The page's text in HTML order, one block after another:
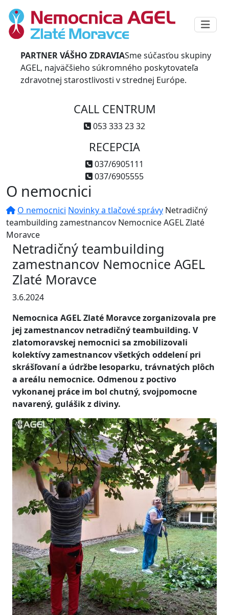
PARTNER VÁŠHO ZDRAVIASme súčasťou skupiny
AGEL, najväčšieho súkromného poskytovateľa
zdravotnej starostlivosti v strednej Európe.
CALL CENTRUM
053 333 23 32
RECEPCIA
037/6905111
037/6905555
O nemocnici
O nemocnici Novinky a tlačové správy Netradičný
teambuilding zamestnancov Nemocnice AGEL Zlaté
Moravce
Netradičný teambuilding
zamestnancov Nemocnice AGEL
Zlaté Moravce
3.6.2024
Nemocnica AGEL Zlaté Moravce zorganizovala pre
jej zamestnancov netradičný teambuilding. V
zlatomoravskej nemocnici sa zmobilizovali
kolektívy zamestnancov všetkých oddelení pri
skrášľovaní a údržbe lesoparku, trávnatých plôch
a areálu nemocnice. Odmenou z poctivo
vykonanej práce im bol chutný, svojpomocne
navarený, gulášik z diviny.